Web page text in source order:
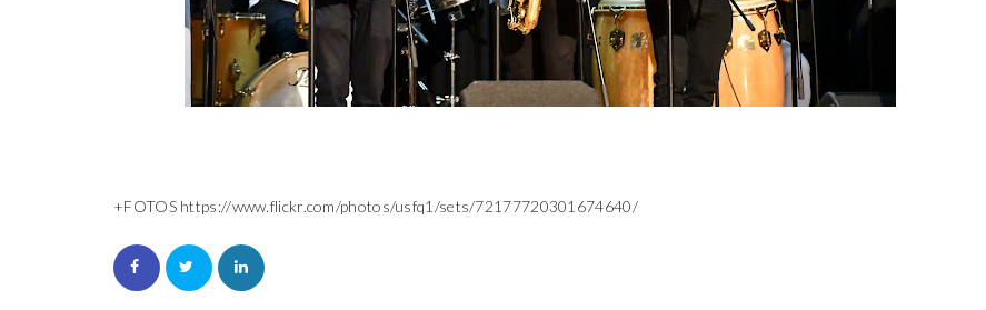
+FOTOS https://www.flickr.com/photos/usfq1/sets/72177720301674640/